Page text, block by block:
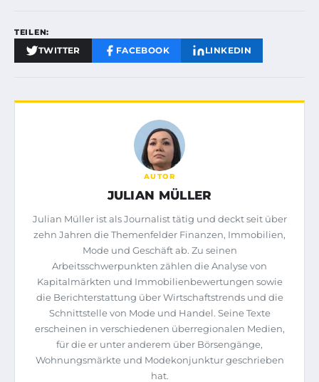
TEILEN:
TWITTER FACEBOOK LINKEDIN
AUTOR
JULIAN MÜLLER
Julian Müller ist als Journalist tätig und deckt seit über
zehn Jahren die Themenfelder Finanzen, Immobilien,
Mode und Geschäft ab. Zu seinen
Arbeitsschwerpunkten zählen die Analyse von
Kapitalmärkten und Immobilienbewertungen sowie
die Berichterstattung über Wirtschaftstrends und die
Schnittstelle von Mode und Handel. Seine Texte
erscheinen in verschiedenen überregionalen Medien,
für die er unter anderem über Börsengänge,
Wohnungsmärkte und Modekonjunktur geschrieben
hat.